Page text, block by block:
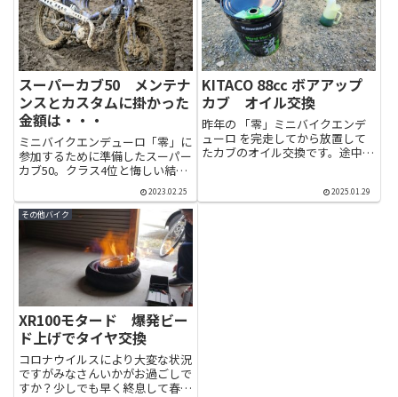
スーパーカブ50 メンテナ
ンスとカスタムに掛かった
金額は・・・
ミニバイクエンデューロ「零」に
参加するために準備したスーパー
カブ50。クラス4位と悔しい結果
ことができました。準備中は思い
つくまま部品を買っていたので、
今回はいくらぐらい準備に掛かっ
たのか金額をまとめてみたいと...
2023.02.25
KITACO 88cc ボアアップ
カブ オイル交換
昨年の 「零」ミニバイクエンデ
ューロ を完走してから放置して
たカブのオイル交換です。途中転
ンダー傷だらけかもしれませんが
見ないでそのまま行きたいと思い
2025.01.29
その他バイク
XR100モタード 爆発ビー
ド上げでタイヤ交換
コロナウイルスにより大変な状況
ですがみなさんいかがお過ごしで
すか？少しでも早く終息して春の